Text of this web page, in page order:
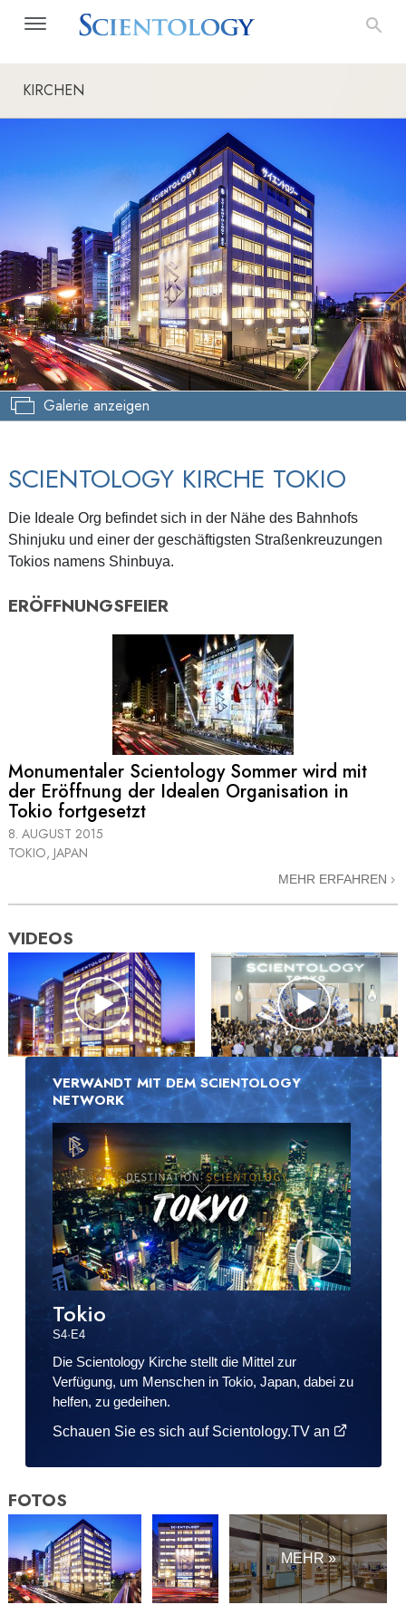
KIRCHEN
Galerie anzeigen
SCIENTOLOGY KIRCHE TOKIO
Die Ideale Org befindet sich in der Nähe des Bahnhofs
Shinjuku und einer der geschäftigsten Straßenkreuzungen
Tokios namens Shinbuya.
ERÖFFNUNGSFEIER
Monumentaler Scientology Sommer wird mit
der Eröffnung der Idealen Organisation in
Tokio fortgesetzt
8. AUGUST 2015
TOKIO, JAPAN
MEHR ERFAHREN
VIDEOS
VERWANDT MIT DEM SCIENTOLOGY
NETWORK
Tokio
S4·E4
Die Scientology Kirche stellt die Mittel zur
Verfügung, um Menschen in Tokio, Japan, dabei zu
helfen, zu gedeihen.
Schauen Sie es sich auf Scientology.TV an
FOTOS
MEHR »